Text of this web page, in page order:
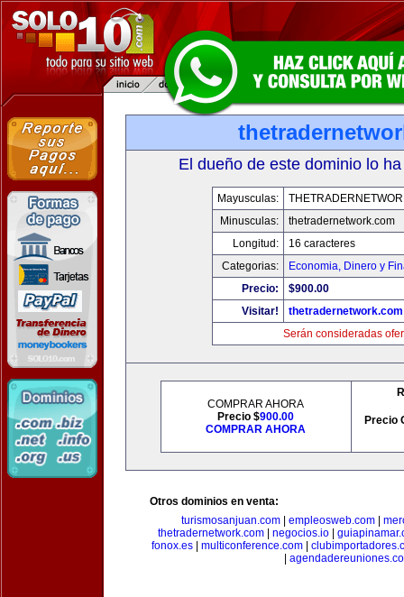
El dueño de este dominio lo
Mayusculas:
Minusculas:
thetradernetwork.com
Longitud:
16 caracteres
Categorias:
Economia, Dinero y
Precio:
$900.00
Visitar!
thetradernetwork.com
Serán consideradas
COMPRAR AHORA
Precio $900.00
COMPRAR AHORA
Precio
Otros dominios en venta:
turismosanjuan.com| empleosweb.com|
thetradernetwork.com
negocios.io
fonox.es| multiconference.com|